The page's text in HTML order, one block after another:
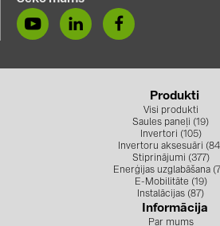
Produkti
Visi produkti
Saules paneļi (19)
Invertori (105)
Invertoru aksesuāri
Stiprinājumi (377)
Enerģijas uzglabāšana
E-Mobilitāte (19)
Instalācijas (87)
Informācija
Par mums